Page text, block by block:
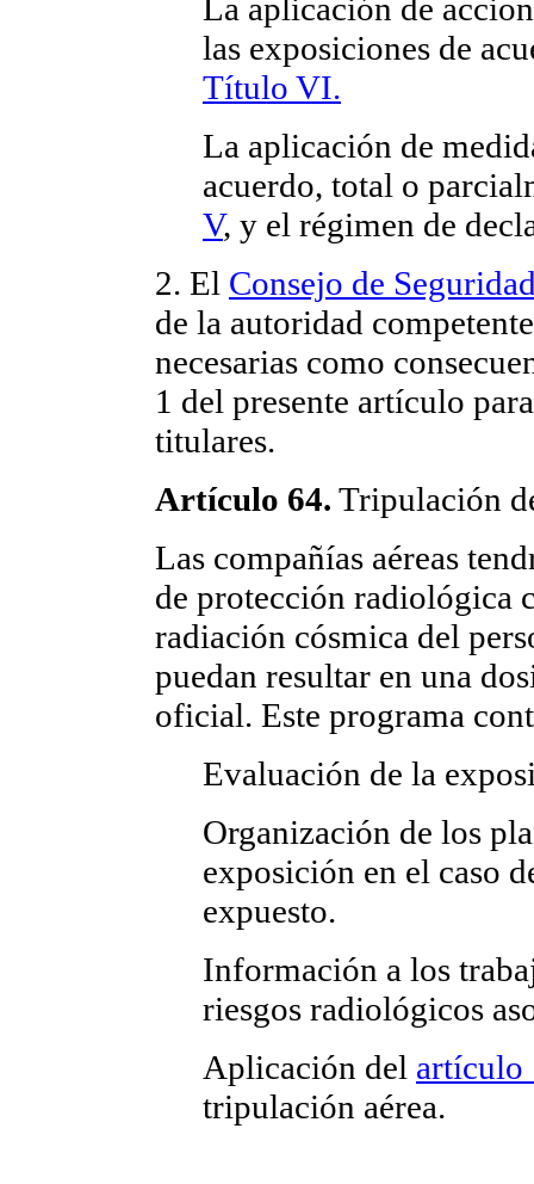
La aplicación de
las exposiciones de
Título VI.
La aplicación de
acuerdo, total o
V, y el régimen de
2. El Consejo de
de la autoridad
necesarias como
1 del presente artículo
titulares.
Artículo 64. Tripulación
Las compañías aéreas
de protección radiológica
radiación cósmica del
puedan resultar en una
oficial. Este programa
Evaluación de la
Organización de los
exposición en el caso
expuesto.
Información a los
riesgos radiológicos
Aplicación del artículo
tripulación aérea.